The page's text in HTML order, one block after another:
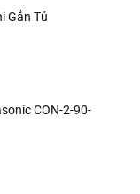
Gắn Tủ
CON-2-90-